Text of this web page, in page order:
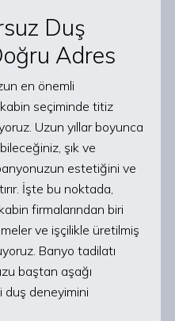
Duş
Adres
en önemli
seçiminde titiz
Uzun yıllar boyunca
şık ve
estetiğini ve
İşte bu noktada,
firmalarından biri
ve işçilikle üretilmiş
Banyo tadilatı
baştan aşağı
duş deneyimini